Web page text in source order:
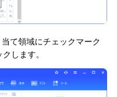
て領域にチェックマーク
します。